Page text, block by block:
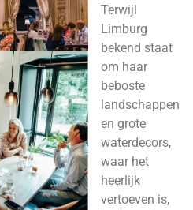
Terwijl
Limburg
bekend staat
om haar
beboste
landschappen
en grote
waterdecors,
waar het
heerlijk
vertoeven is,